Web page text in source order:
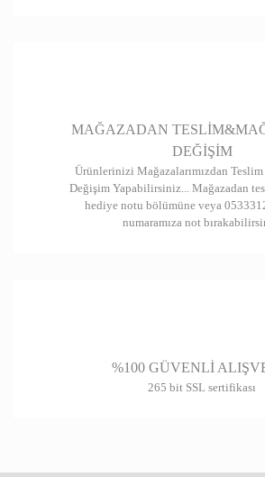
Gönder
MAĞAZADAN
DEĞİŞİM
Ürünlerinizi Mağazalarımızdan
Değişim Yapabilirsiniz... Mağazadan
hediye notu bölümüne veya
numaramıza not
%100 GÜVENLİ
265 bit SSL sertifikası